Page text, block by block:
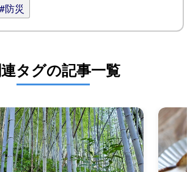
#防災
タグの記事一覧